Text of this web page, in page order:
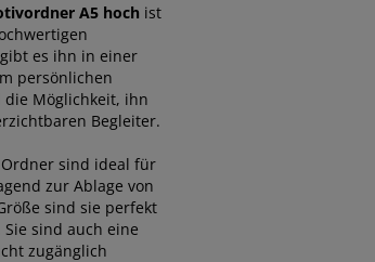
A5 hoch ist
es ihn in einer
persönlichen
die Möglichkeit, ihn
Begleiter.
sind ideal für
zur Ablage von
sind sie perfekt
sind auch eine
zugänglich